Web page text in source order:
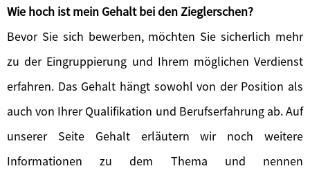
Wie hoch ist mein Gehalt bei den Zieglerschen?
Bevor Sie sich bewerben, möchten Sie sicherlich mehr
zu der Eingruppierung und Ihrem möglichen Verdienst
erfahren. Das Gehalt hängt sowohl von der Position als
auch von Ihrer Qualifikation und Berufserfahrung ab. Auf
unserer Seite Gehalt erläutern wir noch weitere
Informationen zu dem Thema und nennen